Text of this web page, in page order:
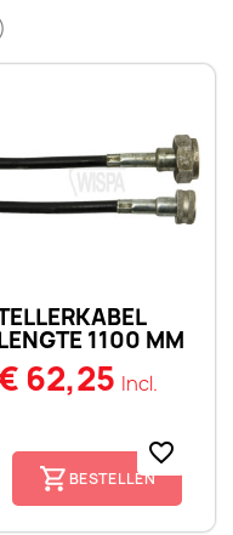
1100 MM
62,25 Incl.
BESTELLEN
favorite_border